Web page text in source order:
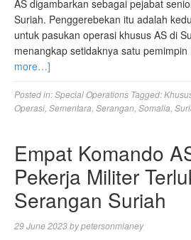
AS digambarkan sebagai pejabat
Suriah. Penggerebekan itu adalah
untuk pasukan operasi khusus AS di
menangkap setidaknya satu
more…]
Posted in:Special Operations Tagged:
Operasi Sementara Serangan Somalia
Empat Komando
Pekerja Militer
Serangan Suriah
29 June 2023bypetersonmlaney